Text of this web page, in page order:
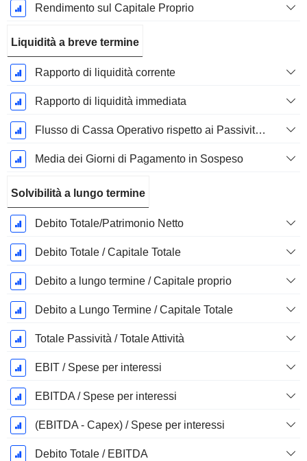
Rendimento sul Capitale Proprio
Liquidità a breve termine
Rapporto di liquidità corrente
Rapporto di liquidità immediata
Flusso di Cassa Operativo rispetto ai Passività Correnti
Media dei Giorni di Pagamento in Sospeso
Solvibilità a lungo termine
Debito Totale/Patrimonio Netto
Debito Totale / Capitale Totale
Debito a lungo termine / Capitale proprio
Debito a Lungo Termine / Capitale Totale
Totale Passività / Totale Attività
EBIT / Spese per interessi
EBITDA / Spese per interessi
(EBITDA - Capex) / Spese per interessi
Debito Totale / EBITDA